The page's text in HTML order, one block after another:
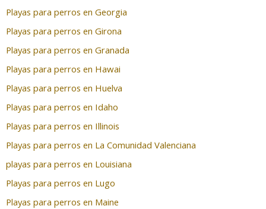
Playas para perros en Georgia
Playas para perros en Girona
Playas para perros en Granada
Playas para perros en Hawai
Playas para perros en Huelva
Playas para perros en Idaho
Playas para perros en Illinois
Playas para perros en La Comunidad Valenciana
playas para perros en Louisiana
Playas para perros en Lugo
Playas para perros en Maine